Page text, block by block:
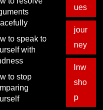
to speak to
with
to stop
ues
jour
ney
lnw
sho
p